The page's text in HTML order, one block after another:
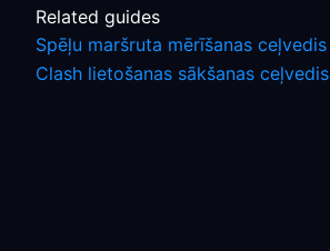
Related guides
Spēļu maršruta mērīšanas ceļvedis
Clash lietošanas sākšanas ceļvedis